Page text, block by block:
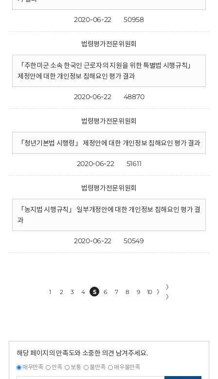
2020-06-22 50958
법령평가전문위원회
「주한미군 소속 한국인 근로자의 지원을 위한 특별법 시행규칙」
제정안에 대한 개인정보 침해요인 평가 결과
2020-06-22 48870
법령평가전문위원회
「청년기본법 시행령」 제정안에 대한 개인정보 침해요인 평가 결과
2020-06-22 51611
법령평가전문위원회
「농지법 시행규칙」 일부개정안에 대한 개인정보 침해요인 평가 결
과
2020-06-22 50549
1 2 3 4 5 6 7 8 9 10 〉
〉
〉
해당 페이지의 만족도와 소중한 의견 남겨주세요.
매우만족 만족 보통 불만족 매우불만족